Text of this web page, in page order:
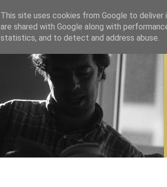
This site uses cookies from Google to
are shared with Google along with
statistics, and to detect and address abuse.